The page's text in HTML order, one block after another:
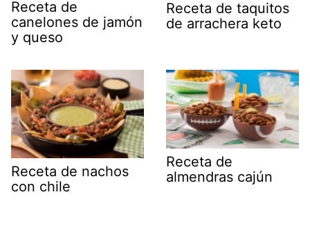
Receta de
canelones de jamón
y queso
Receta de taquitos
de arrachera keto
Receta de nachos
con chile
Receta de
almendras cajún